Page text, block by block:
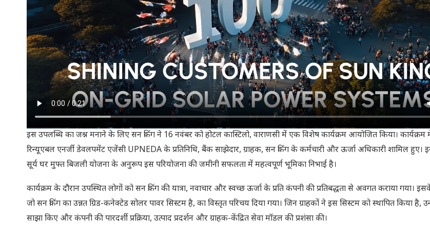
इस उपलब्धि का जश्न मनाने के लिए सन किंग ने 16 नवंबर को होटल कास्टिलो, वाराणसी में एक विशेष कार्यक्रम आयोजित किया। कार्यक्रम
रिन्यूएबल एनर्जी डेवलपमेंट एजेंसी UPNEDA के प्रतिनिधि, बैंक साझेदार, ग्राहक, सन किंग के कर्मचारी और ऊर्जा अधिकारी शामिल हुए।
सूर्य घर मुफ्त बिजली योजना के अनुरूप इस परियोजना की जमीनी सफलता में महत्वपूर्ण भूमिका निभाई है।
कार्यक्रम के दौरान उपस्थित लोगों को सन किंग की यात्रा, नवाचार और स्वच्छ ऊर्जा के प्रति कंपनी की प्रतिबद्धता से अवगत कराया गया।
जो सन किंग का उन्नत ग्रिड-कनेक्टेड सोलर पावर सिस्टम है, का विस्तृत परिचय दिया गया। जिन ग्राहकों ने इस सिस्टम को स्थापित किया
साझा किए और कंपनी की पारदर्शी प्रक्रिया, उत्पाद प्रदर्शन और ग्राहक-केंद्रित सेवा मॉडल की प्रशंसा की।